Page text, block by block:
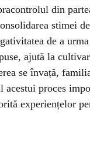
din
stimei
de a
ajută la
se învață,
proces
experiențelor